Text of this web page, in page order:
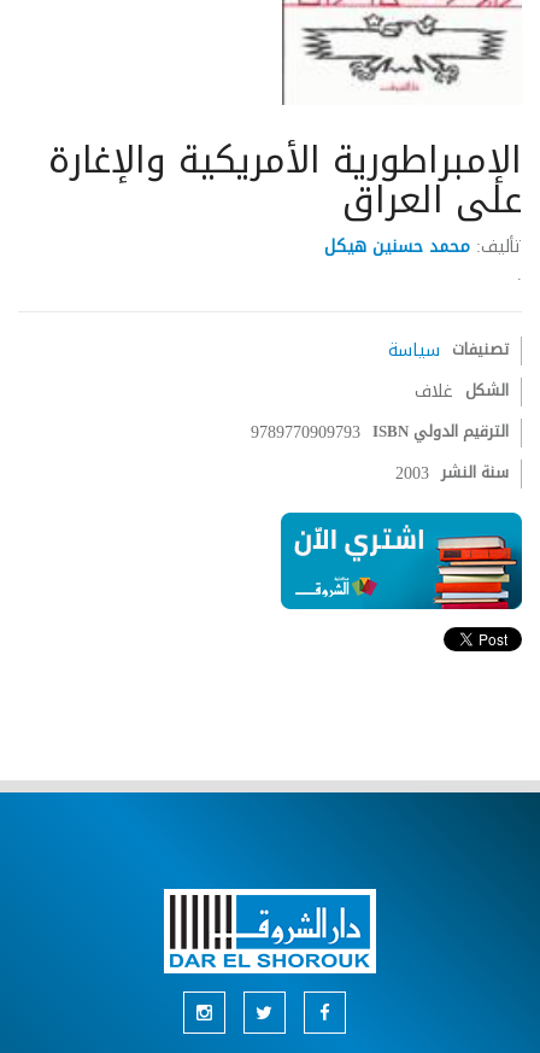
الإمبراطورية الأمريكية والإغارة
على العراق
تأليف: محمد حسنين هيكل
.
تصنيفات سياسة
الشكل غلاف
الترقيم الدولي ISBN 9789770909793
سنة النشر 2003